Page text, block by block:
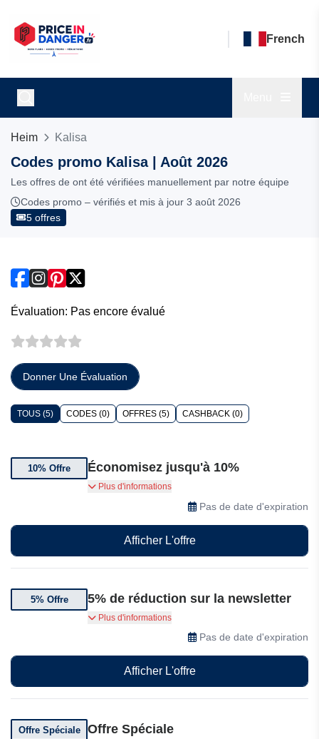
French
Heim Kalisa
Codes promo Kalisa | Août 2026
Les offres de ont été vérifiées manuellement par notre équipe
Codes promo – vérifiés et mis à jour 3 août 2026
5 offres
Évaluation: Pas encore évalué
Donner Une Évaluation
TOUS (5) CODES (0) OFFRES (5) CASHBACK (0)
10% Offre Économisez jusqu'à 10%
Bénéficiez de 10% de réduction et d'une
Plus d'informations
Pas de date d'expiration
Afficher L'offre
5% Offre 5% de réduction sur la newsletter
Unlock 5% off your first order Sign up for special
Plus d'informations
Pas de date d'expiration
Afficher L'offre
Offre Spéciale Offre Spéciale